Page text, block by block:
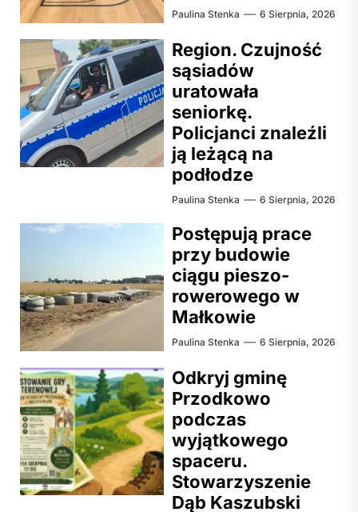
Paulina Stenka 6 Sierpnia, 2026
Region. Czujność
sąsiadów
uratowała
seniorkę.
Policjanci znaleźli
ją leżącą na
podłodze
Paulina Stenka 6 Sierpnia, 2026
Postępują prace
przy budowie
ciągu pieszo-
rowerowego w
Małkowie
Paulina Stenka 6 Sierpnia, 2026
Odkryj gminę
Przodkowo
podczas
wyjątkowego
spaceru.
Stowarzyszenie
Dąb Kaszubski